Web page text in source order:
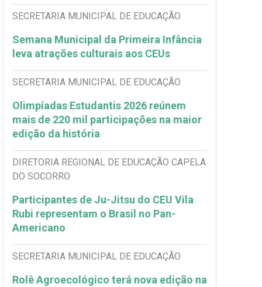
SECRETARIA MUNICIPAL DE EDUCAÇÃO
Semana Municipal da Primeira Infância
leva atrações culturais aos CEUs
SECRETARIA MUNICIPAL DE EDUCAÇÃO
Olimpíadas Estudantis 2026 reúnem
mais de 220 mil participações na maior
edição da história
DIRETORIA REGIONAL DE EDUCAÇÃO CAPELA
DO SOCORRO
Participantes de Ju-Jitsu do CEU Vila
Rubi representam o Brasil no Pan-
Americano
SECRETARIA MUNICIPAL DE EDUCAÇÃO
Rolê Agroecológico terá nova edição na